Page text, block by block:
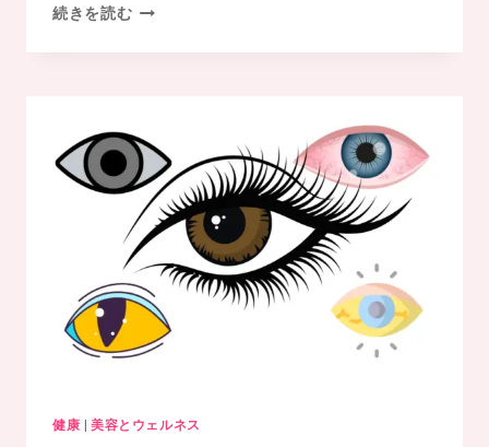
続きを読む白
が
よ
す
る
原
因
と
正
し
対
健康 | 美容とウェルネス